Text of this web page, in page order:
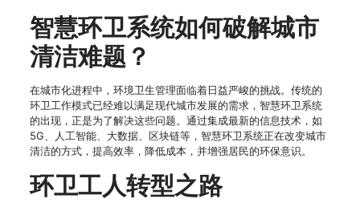
智慧环卫系统如何破解城市
清洁难题？
在城市化进程中，环境卫生管理面临着日益严峻的挑战。传统的
环卫工作模式已经难以满足现代城市发展的需求，智慧环卫系统
的出现，正是为了解决这些问题。通过集成最新的信息技术，如
5G、人工智能、大数据、区块链等，智慧环卫系统正在改变城市
清洁的方式，提高效率，降低成本，并增强居民的环保意识。
环卫工人转型之路